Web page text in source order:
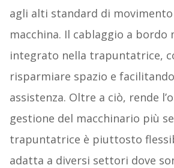
agli alti standard di
macchina. Il cablaggio a bordo
integrato nella trapuntatrice,
risparmiare spazio e facilitando
assistenza. Oltre a ciò, rende
gestione del macchinario più
trapuntatrice è piuttosto
adatta a diversi settori dove